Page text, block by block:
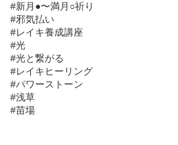
#新月●〜満月○祈り
#邪気払い
#レイキ養成講座
#光
#光と繋がる
#レイキヒーリング
#パワーストーン
#浅草
#苗場